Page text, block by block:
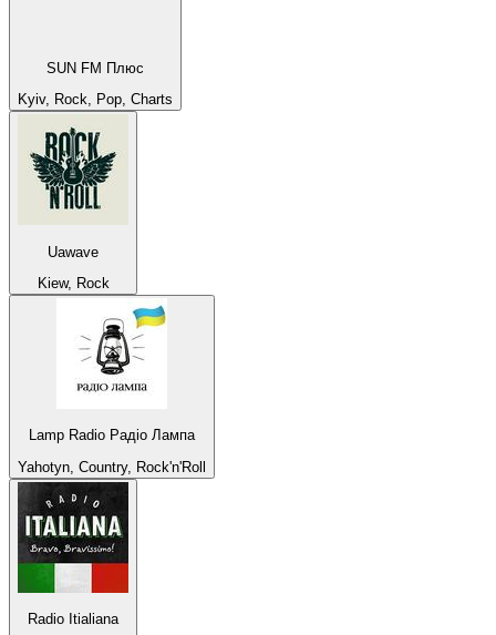
SUN FM Плюс
Kyiv, Rock, Pop, Charts
Uawave
Kiew, Rock
Lamp Radio Радіо Лампа
Yahotyn, Country, Rock'n'Roll
Radio Itialiana